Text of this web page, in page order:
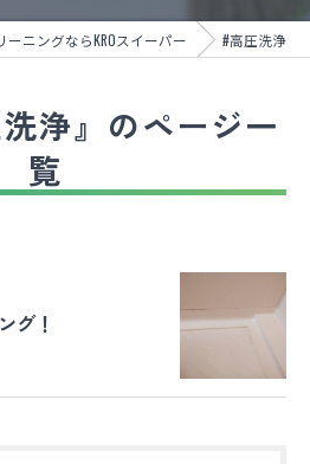
ニングならKROスイーパー #高圧洗浄
浄』のページ一
覧
グ！